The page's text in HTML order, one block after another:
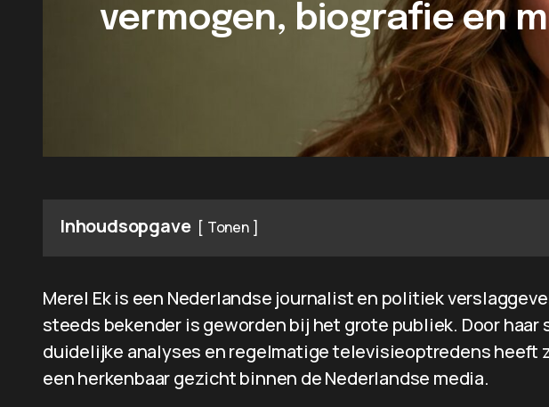
vermogen, biografie en
Inhoudsopgave Tonen
Merel Ek is een Nederlandse journalist en politiek
steeds bekender is geworden bij het grote publiek. Door haar
duidelijke analyses en regelmatige televisieoptredens heeft
een herkenbaar gezicht binnen de Nederlandse media.